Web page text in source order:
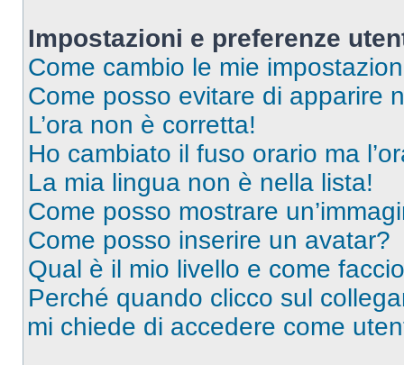
Impostazioni e preferenze
Come cambio le mie
Come posso evitare di apparire
L’ora non è corretta!
Ho cambiato il fuso orario ma
La mia lingua non è nella lista!
Come posso mostrare
Come posso inserire un avatar?
Qual è il mio livello e come
Perché quando clicco sul
mi chiede di accedere come